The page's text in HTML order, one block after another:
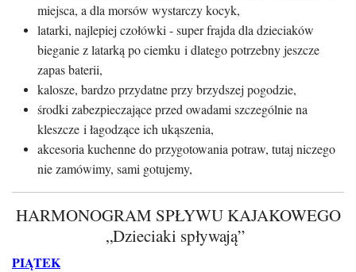
miejsca, a dla morsów wystarczy kocyk,
latarki, najlepiej czołówki - super frajda dla dzieciaków
bieganie z latarką po ciemku i dlatego potrzebny jeszcze
zapas baterii,
kalosze, bardzo przydatne przy brzydszej pogodzie,
środki zabezpieczające przed owadami szczególnie na
kleszcze i łagodzące ich ukąszenia,
akcesoria kuchenne do przygotowania potraw, tutaj niczego
nie zamówimy, sami gotujemy,
HARMONOGRAM SPŁYWU KAJAKOWEGO
„Dzieciaki spływają”
PIĄTEK